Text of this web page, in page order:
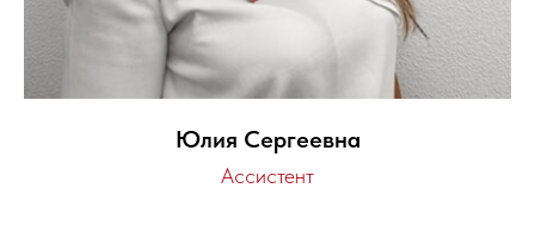
Юлия Сергеевна
Ассистент